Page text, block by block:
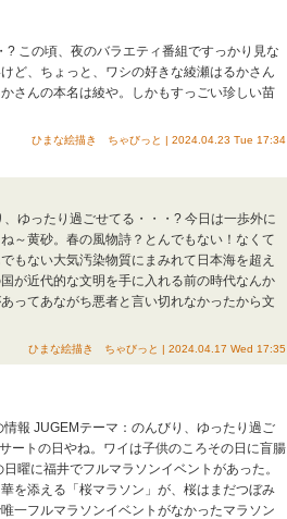
この頃、夜のバラエティ番組ですっかり見な
ど、ちょっと、ワシの好きな綾瀬はるかさん
さんの本名は綾や。しかもすっごい珍しい苗
ひまな絵描き ちゃびっと | 2024.04.23 Tue 17:34
ゆったり過ごせてる・・・? 今日は一歩外に
～黄砂。春の風物詩？とんでもない！なくて
もない大気汚染物質にまみれて日本海を超え
が近代的な文明を手に入れる前の時代なんか
ってあながち悪者と言い切れなかったから文
ひまな絵描き ちゃびっと | 2024.04.17 Wed 17:35
報 JUGEMテーマ：のんびり、ゆったり過ご
トの日やね。ワイは子供のころその日に盲腸
に福井でフルマラソンイベントがあった。
を添える「桜マラソン」が、桜はまだつぼみ
一フルマラソンイベントがなかったマラソン